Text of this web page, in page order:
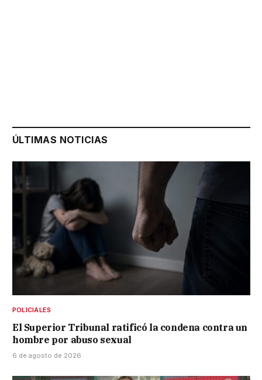
ÚLTIMAS NOTICIAS
POLICIALES
El Superior Tribunal ratificó la condena contra un
hombre por abuso sexual
6 de agosto de 2026